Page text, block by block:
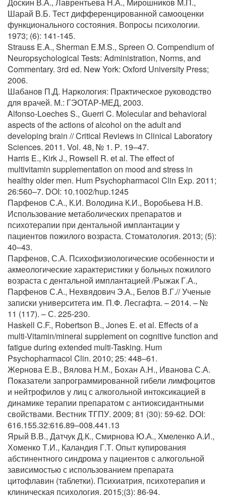
Шарай В.Б. Тест дифференцированной самооценки
функционального состояния. Вопросы психологии.
1973; (6): 141-145.
Strauss E.A., Sherman E.M.S., Spreen O. Compendium of
Neuropsychological Tests: Administration, Norms, and
Commentary. 3rd ed. New York: Oxford University Press;
2006.
Шабанов П.Д. Наркология: Практическое руководство
для врачей. М.: ГЭОТАР-МЕД, 2003.
Alfonso-Loeches S., Guerri C. Molecular and behavioral
aspects of the actions of alcohol on the adult and
developing brain // Critical Reviews in Clinical Laboratory
Sciences. 2011. Vol. 48, № 1. Р. 19–47.
Harris E., Kirk J., Rowsell R. et al. The effect of
multivitamin supplementation on mood and stress in
healthy older men. Hum Psychopharmacol Clin Exp. 2011;
26:560–7. DOI: 10.1002/hup.1245
Парфенов С.А., К.И. Володина К.И., Воробьева Н.В.
Использование метаболических препаратов и
психотерапии при дентальной имплантации у
пациентов пожилого возраста. Стоматология. 2013; (5):
40–43.
Парфенов, С.А. Психофизиологические особенности и
акмеологические характеристики у больных пожилого
возраста с дентальной имплантацией /Рыжак Г.А.,
Парфенов С.А., Нехвядович Э.А., Белов В.Г.// Ученые
записки университета им. П.Ф. Лесгафта. – 2014. – №
11 (117). – С. 225-230.
Haskell C.F., Robertson B., Jones E. et al. Effects of a
multi-Vitamin/mineral supplement on cognitive function and
fatigue during extended multi-Tasking. Hum
Psychopharmacol Clin. 2010; 25: 448–61.
Жернова Е.В., Вялова Н.М., Бохан А.Н., Иванова С.А.
Показатели запрограммированной гибели лимфоцитов
и нейтрофилов у лиц с алкогольной интоксикацией в
динамике терапии препаратом с антиоксидантными
свойствами. Вестник ТГПУ. 2009; 81 (30): 59-62. DOI:
616.155.32:616.89–008.441.13
Ярый В.В., Датчук Д.К., Смирнова Ю.А., Хмеленко А.И.,
Хоменко Т.И., Каландия Г.Т. Опыт купирования
абстинентного синдрома у пациентов с алкогольной
зависимостью с использованием препарата
цитофлавин (таблетки). Психиатрия, психотерапия и
клиническая психология. 2015;(3): 86-94.